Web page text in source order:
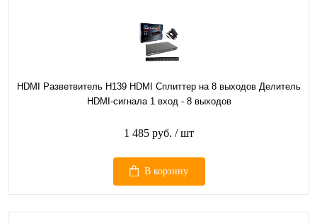
HDMI Разветвитель H139 HDMI Сплиттер на 8 выходов Делитель
HDMI-сигнала 1 вход - 8 выходов
1 485 руб. / шт
В корзину